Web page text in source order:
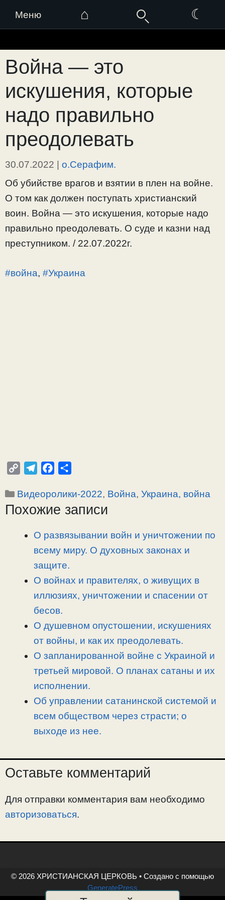
Меню ⌂ ☾
к
содержимому
Война — это
искушения, которые
надо правильно
преодолевать
30.07.2022 | о.Серафим.
Об убийстве врагов и взятии в плен на войне.
О том как должен поступать христианский
воин. Война — это искушения, которые надо
правильно преодолевать. О суде и казни над
преступником. / 22.07.2022г.
#война, #Украина
p
y
l
e
r
c
e
o
п
р
в
Рубрики
Видеоролики-2022, Война,Украина, война
Похожие записи
О развязывании войн и уничтожении по
всему миру. О духовных законах и
защите.
О войнах и правителях, о живущих в
иллюзиях, уничтожении и спасении от
бесов.
О душевном опустошении, искушениях
от войны, и как их преодолевать.
О запланированной войне с Украиной и
третьей мировой. О планах сатаны и их
исполнении.
Об управлении сатанинской системой и
всем обществом через страсти; о
выходе из нее.
Оставьте комментарий
Для отправки комментария вам необходимо
авторизоваться.
© 2026 ХРИСТИАНСКАЯ ЦЕРКОВЬ • Создано с помощью
GeneratePress